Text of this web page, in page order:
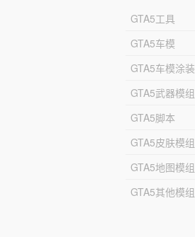
GTA5工具
GTA5车模
GTA5车模涂装
GTA5武器模组
GTA5脚本
GTA5皮肤模组
GTA5地图模组
GTA5其他模组